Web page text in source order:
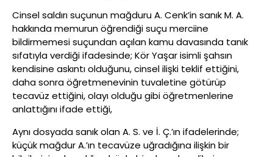
Cinsel saldırı suçunun mağduru A. Cenk’in sanık M. A.
hakkında memurun öğrendiği suçu merciine
bildirmemesi suçundan açılan kamu davasında tanık
sıfatıyla verdiği ifadesinde; Kör Yaşar isimli şahsın
kendisine askıntı olduğunu, cinsel ilişki teklif ettiğini,
daha sonra öğretmenevinin tuvaletine götürüp
tecavüz ettiğini, olayı olduğu gibi öğretmenlerine
anlattığını ifade ettiği,
Aynı dosyada sanık olan A. S. ve İ. Ç.’ın ifadelerinde;
küçük mağdur A.’ın tecavüze uğradığına ilişkin bir